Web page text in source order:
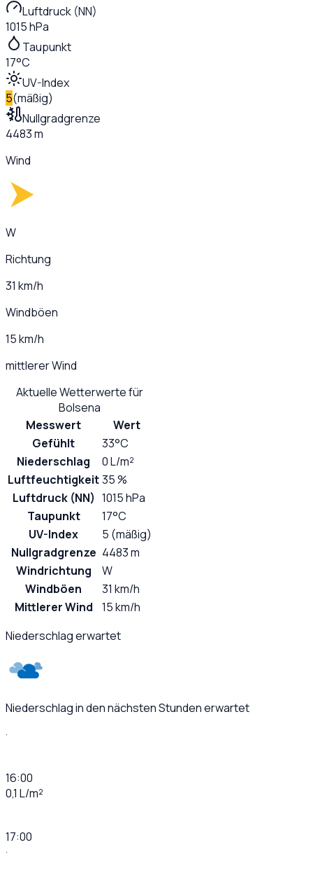
Luftdruck (NN)
1015 hPa
Taupunkt
17°C
UV-Index
5(mäßig)
Nullgradgrenze
4483 m
Wind
W
Richtung
31 km/h
Windböen
15 km/h
mittlerer Wind
Aktuelle Wetterwerte für
Bolsena
Messwert
Wert
Gefühlt
33°C
Niederschlag
0 L/m²
Luftfeuchtigkeit35 %
Luftdruck (NN) 1015 hPa
Taupunkt
17°C
UV-Index
5 (mäßig)
Nullgradgrenze 4483 m
Windrichtung
W
Windböen
31 km/h
Mittlerer Wind
15 km/h
Niederschlag erwartet
Niederschlag in den nächsten Stunden erwartet
·
16:00
0,1 L/m²
17:00
·